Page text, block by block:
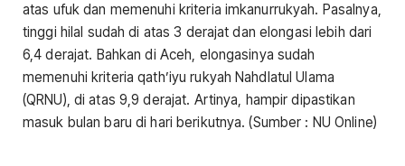
atas ufuk dan memenuhi kriteria imkanurrukyah. Pasalnya,
tinggi hilal sudah di atas 3 derajat dan elongasi lebih dari
6,4 derajat. Bahkan di Aceh, elongasinya sudah
memenuhi kriteria qath’iyu rukyah Nahdlatul Ulama
(QRNU), di atas 9,9 derajat. Artinya, hampir dipastikan
masuk bulan baru di hari berikutnya. (Sumber : NU Online)